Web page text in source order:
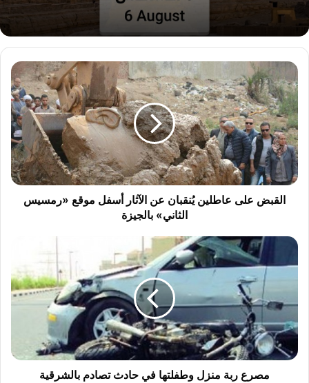
القبض
على
عاطلين
يُنقبان
عن
الآثار
أسفل
موقع
«رمسيس
الثاني»
القبض على عاطلين يُنقبان عن الآثار أسفل موقع «رمسيس
الثاني» بالجيزة
مصرع
منزل
وطفلتها
في
حادث
تصادم
بالشرقية
مصرع ربة منزل وطفلتها في حادث تصادم بالشرقية